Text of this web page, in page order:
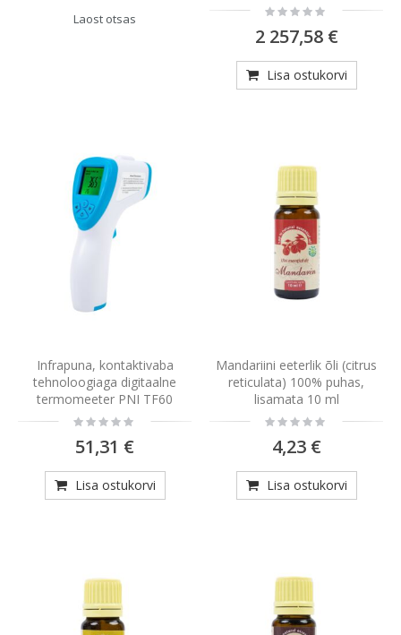
Laost otsas
Rating:
0%
2 257,58 €
Lisa ostukorvi
Infrapuna, kontaktivaba
tehnoloogiaga digitaalne
termomeeter PNI TF60
Rating:
0%
51,31 €
Lisa ostukorvi
Mandariini eeterlik õli (citrus
reticulata) 100% puhas,
lisamata 10 ml
Rating:
0%
4,23 €
Lisa ostukorvi